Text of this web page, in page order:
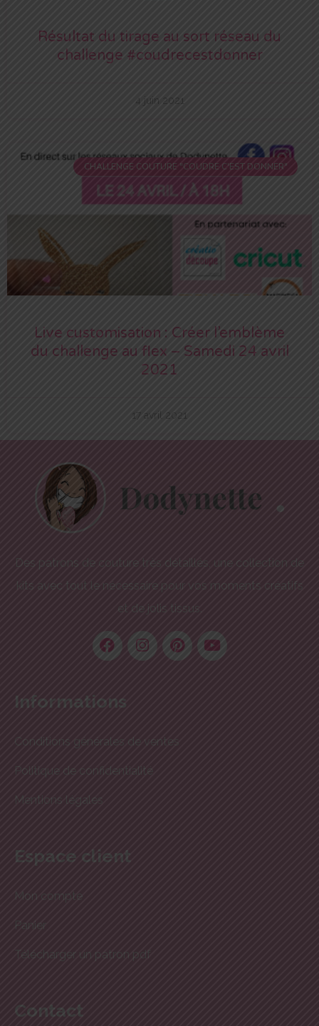
Résultat du tirage au sort réseau du
challenge #coudrecestdonner
4 juin 2021
CHALLENGE COUTURE "COUDRE C'EST DONNER"
Live customisation : Créer l’emblème
du challenge au flex – Samedi 24 avril
2021
17 avril 2021
Des patrons de couture très détaillés, une collection de
kits avec tout le nécessaire pour vos moments créatifs
et de jolis tissus.
Informations
Conditions générales de ventes
Politique de confidentialité
Mentions légales
Espace client
Mon compte
Panier
Télécharger un patron pdf
Contact